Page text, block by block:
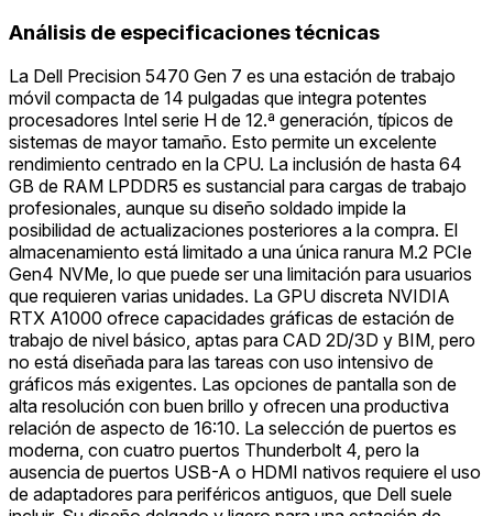
Análisis de especificaciones técnicas
La Dell Precision 5470 Gen 7 es una estación de trabajo
móvil compacta de 14 pulgadas que integra potentes
procesadores Intel serie H de 12.ª generación, típicos de
sistemas de mayor tamaño. Esto permite un excelente
rendimiento centrado en la CPU. La inclusión de hasta 64
GB de RAM LPDDR5 es sustancial para cargas de trabajo
profesionales, aunque su diseño soldado impide la
posibilidad de actualizaciones posteriores a la compra. El
almacenamiento está limitado a una única ranura M.2 PCIe
Gen4 NVMe, lo que puede ser una limitación para usuarios
que requieren varias unidades. La GPU discreta NVIDIA
RTX A1000 ofrece capacidades gráficas de estación de
trabajo de nivel básico, aptas para CAD 2D/3D y BIM, pero
no está diseñada para las tareas con uso intensivo de
gráficos más exigentes. Las opciones de pantalla son de
alta resolución con buen brillo y ofrecen una productiva
relación de aspecto de 16:10. La selección de puertos es
moderna, con cuatro puertos Thunderbolt 4, pero la
ausencia de puertos USB-A o HDMI nativos requiere el uso
de adaptadores para periféricos antiguos, que Dell suele